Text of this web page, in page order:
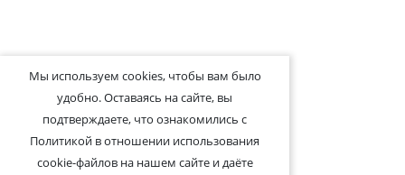
Мы используем cookies, чтобы вам было
удобно. Оставаясь на сайте, вы
подтверждаете, что ознакомились с
Политикой в отношении использования
cookie-файлов на нашем сайте и даёте